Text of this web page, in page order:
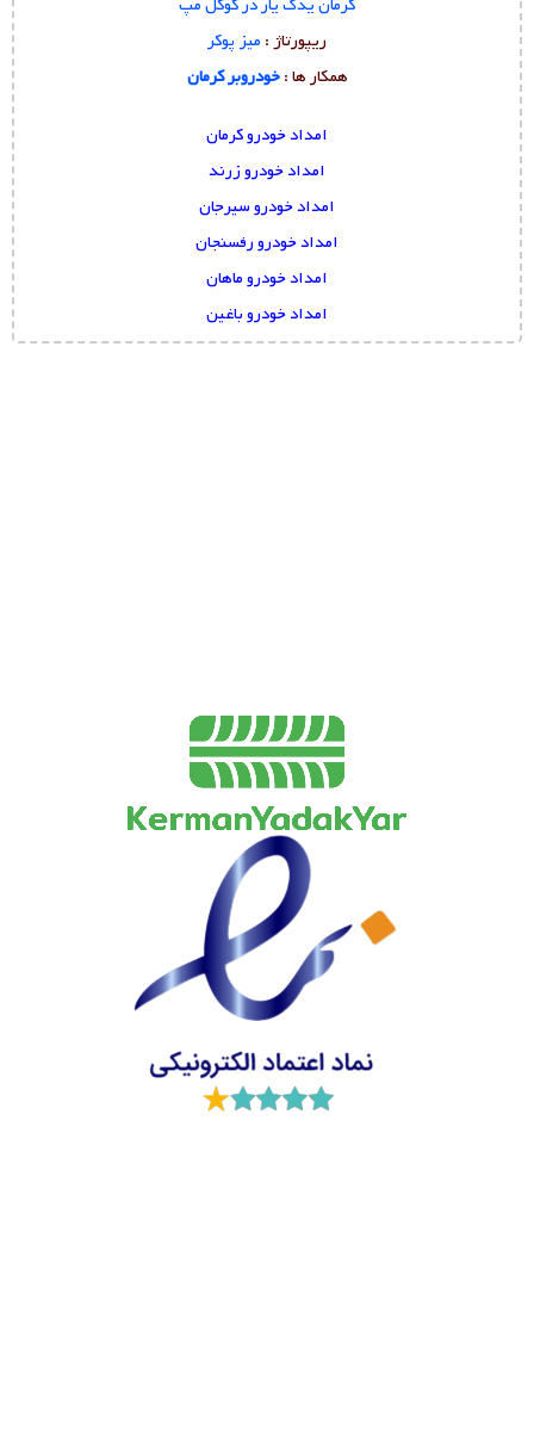
ریپورتاژ : میز پوکر
همکار ها :خودروبر کرمان
امداد خودرو کرمان
امداد خودرو زرند
امداد خودرو سیرجان
امداد خودرو رفسنجان
امداد خودرو ماهان
امداد خودرو باغین